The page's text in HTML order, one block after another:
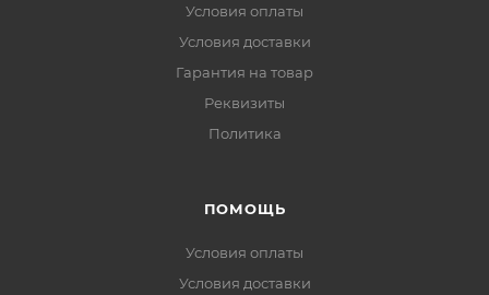
Условия оплаты
Условия доставки
Гарантия на товар
Реквизиты
Политика
ПОМОЩЬ
Условия оплаты
Условия доставки